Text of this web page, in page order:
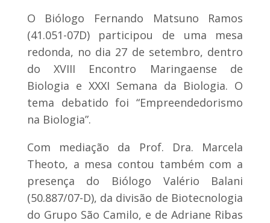
O Biólogo Fernando Matsuno Ramos
(41.051-07D) participou de uma mesa
redonda, no dia 27 de setembro, dentro
do XVIII Encontro Maringaense de
Biologia e XXXI Semana da Biologia. O
tema debatido foi “Empreendedorismo
na Biologia”.
Com mediação da Prof. Dra. Marcela
Theoto, a mesa contou também com a
presença do Biólogo Valério Balani
(50.887/07-D), da divisão de Biotecnologia
do Grupo São Camilo, e de Adriane Ribas